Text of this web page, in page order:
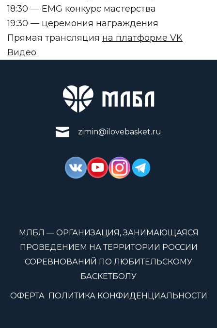
18:30 — EMG конкурс мастерства
19:30 — церемония награждения
Прямая трансляция на платформе VK
Видео
zimin@ilovebasket.ru
МЛБЛ — ОРГАНИЗАЦИЯ, ЗАНИМАЮЩАЯСЯ
ПРОВЕДЕНИЕМ НА ТЕРРИТОРИИ РОССИИ
СОРЕВНОВАНИЙ ПО ЛЮБИТЕЛЬСКОМУ
БАСКЕТБОЛУ
ОФЕРТА ПОЛИТИКА КОНФИДЕНЦИАЛЬНОСТИ